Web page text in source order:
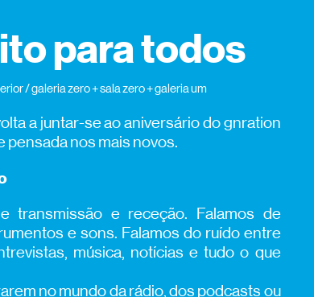
para todos
/ galeria zero + sala zero + galeria um
a juntar-se ao aniversário do gnration
pensada nos mais novos.
transmissão e receção. Falamos de
e sons. Falamos do ruído entre
música, notícias e tudo o que
no mundo da rádio, dos podcasts ou